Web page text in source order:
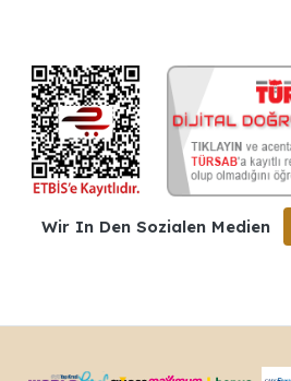
Wir In Den Sozialen Medien